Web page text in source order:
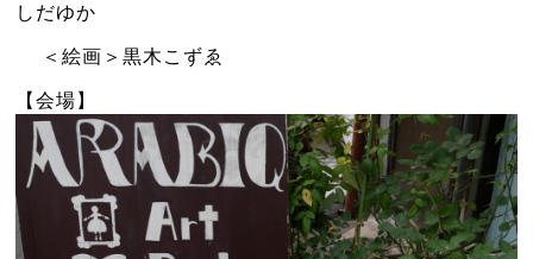
しだゆか
＜絵画＞黒木こずゑ
【会場】